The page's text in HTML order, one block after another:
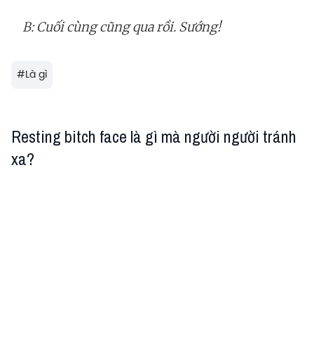
B: Cuối cùng cũng qua rồi. Sướng!
#Là gì
Resting bitch face là gì mà người người tránh
xa?